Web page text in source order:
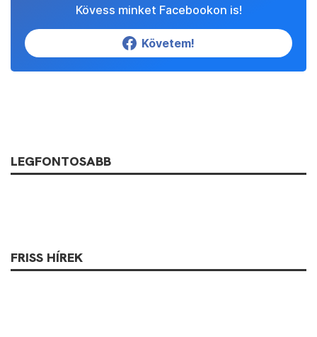
Kövess minket Facebookon is!
Követem!
LEGFONTOSABB
FRISS HÍREK